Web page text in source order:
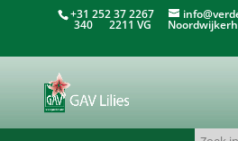
+31 252 37 2267
340 2211 VG